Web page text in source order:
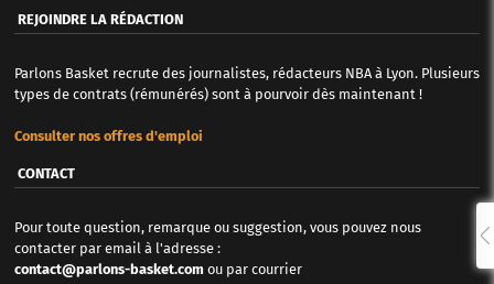
REJOINDRE LA RÉDACTION
Parlons Basket recrute des journalistes, rédacteurs NBA à Lyon. Plusieurs
types de contrats (rémunérés) sont à pourvoir dès maintenant !
Consulter nos offres d'emploi
CONTACT
Pour toute question, remarque ou suggestion, vous pouvez nous
contacter par email à l'adresse :
contact@parlons-basket.com ou par courrier